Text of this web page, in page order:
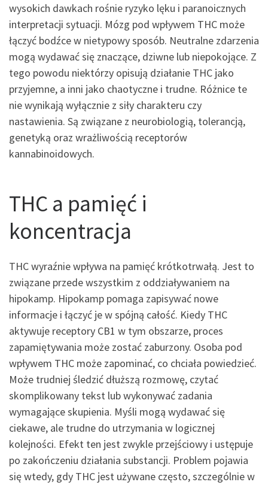
wysokich dawkach rośnie ryzyko lęku i paranoicznych
interpretacji sytuacji. Mózg pod wpływem THC może
łączyć bodźce w nietypowy sposób. Neutralne zdarzenia
mogą wydawać się znaczące, dziwne lub niepokojące. Z
tego powodu niektórzy opisują działanie THC jako
przyjemne, a inni jako chaotyczne i trudne. Różnice te
nie wynikają wyłącznie z siły charakteru czy
nastawienia. Są związane z neurobiologią, tolerancją,
genetyką oraz wrażliwością receptorów
kannabinoidowych.
THC a pamięć i
koncentracja
THC wyraźnie wpływa na pamięć krótkotrwałą. Jest to
związane przede wszystkim z oddziaływaniem na
hipokamp. Hipokamp pomaga zapisywać nowe
informacje i łączyć je w spójną całość. Kiedy THC
aktywuje receptory CB1 w tym obszarze, proces
zapamiętywania może zostać zaburzony. Osoba pod
wpływem THC może zapominać, co chciała powiedzieć.
Może trudniej śledzić dłuższą rozmowę, czytać
skomplikowany tekst lub wykonywać zadania
wymagające skupienia. Myśli mogą wydawać się
ciekawe, ale trudne do utrzymania w logicznej
kolejności. Efekt ten jest zwykle przejściowy i ustępuje
po zakończeniu działania substancji. Problem pojawia
się wtedy, gdy THC jest używane często, szczególnie w